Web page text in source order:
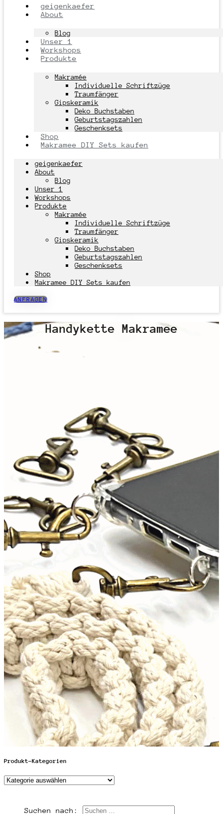
geigenkaefer
About
Blog
Unser 1
Workshops
Produkte
Makramée
Individuelle Schriftzüge
Traumfänger
Gipskeramik
Deko Buchstaben
Geburtstagszahlen
Geschenksets
Shop
Makramee DIY Sets kaufen
geigenkaefer
About
Blog
Unser 1
Workshops
Produkte
Makramée
Individuelle Schriftzüge
Traumfänger
Gipskeramik
Deko Buchstaben
Geburtstagszahlen
Geschenksets
Shop
Makramee DIY Sets kaufen
ANFRAGEN
Handykette Makramee
Produkt-Kategorien
Suchen nach: